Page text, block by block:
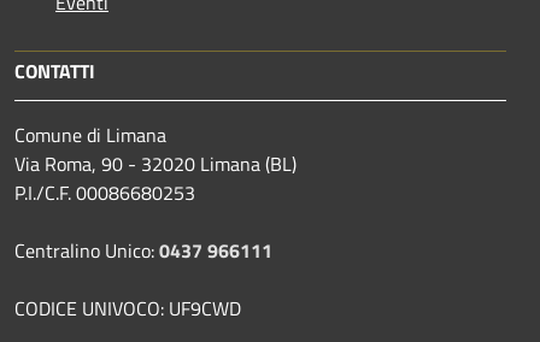
CONTATTI
Comune di Limana
Via Roma, 90 - 32020 Limana (BL)
P.I./C.F. 00086680253
Centralino Unico:0437 966111
CODICE UNIVOCO: UF9CWD